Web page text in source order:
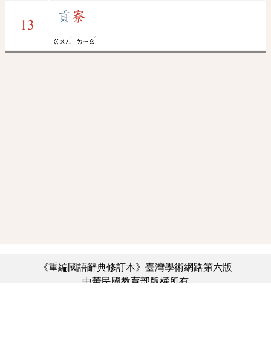
13
貢寮
ㄍㄨㄥ
ˋ
ㄌㄧㄠ
ˊ
《重編國語辭典修訂本》臺灣學術網路第六版
中華民國教育部版權所有